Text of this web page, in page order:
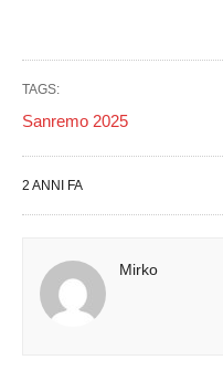
TAGS:
Sanremo 2025
2 ANNI FA
Mirko